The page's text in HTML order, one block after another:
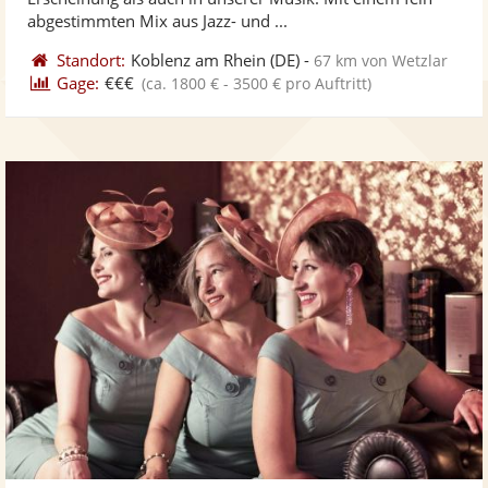
abgestimmten Mix aus Jazz- und ...
Standort: Koblenz am Rhein (DE) -67 km von Wetzlar
Gage: €€€ (ca. 1800 € - 3500 € pro Auftritt)